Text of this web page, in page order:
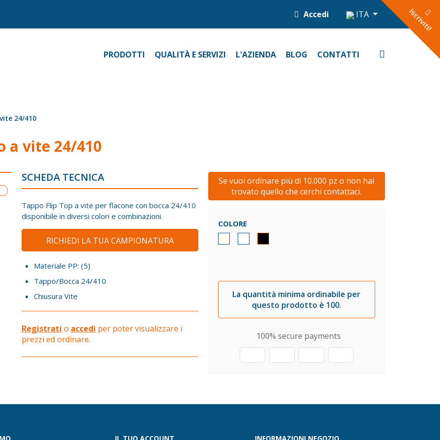
Accedi ITA
PRODOTTI QUALITÀ E SERVIZI L'AZIENDA BLOG CONTATTI
24/410
a vite 24/410
SCHEDA TECNICA
Tappo Flip Top a vite per flacone con bocca 24/410
disponibile in diversi colori e combinazioni.
RICHIEDI LA TUA CAMPIONATURA
Materiale PP: (5)
Tappo/Bocca 24/410
Chiusura Vite
Registrati o accedi per poter visualizzare i
prezzi ed ordinare.
Se vuoi ordinare più di 10.000 pz o non hai
trovato quello che cerchi contattaci.
COLORE
La quantità minima ordinabile per
questo prodotto è 100.
100% secure payments
Iscriviti!